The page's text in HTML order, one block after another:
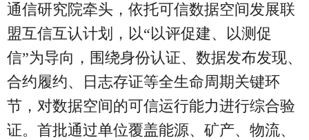
通信研究院牵头，依托可信数据空间发展联
盟互信互认计划，以“以评促建、以测促
信”为导向，围绕身份认证、数据发布发现、
合约履约、日志存证等全生命周期关键环
节，对数据空间的可信运行能力进行综合验
证。首批通过单位覆盖能源、矿产、物流、